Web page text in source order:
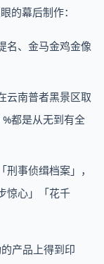
的幕后制作：
名、金马金鸡金像
云南普者黑景区取
都是从无到有全
事侦缉档案」，
惊心」「花千
产品上得到印